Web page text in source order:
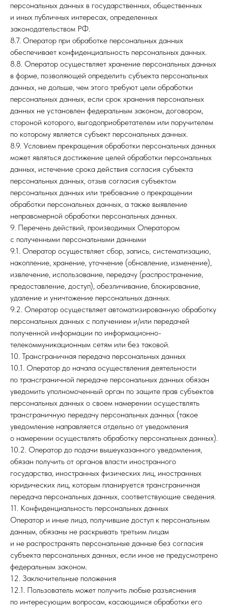
персональных данных в государственных, общественных
и иных публичных интересах, определенных
законодательством РФ.
8.7. Оператор при обработке персональных данных
обеспечивает конфиденциальность персональных данных.
8.8. Оператор осуществляет хранение персональных данных
в форме, позволяющей определить субъекта персональных
данных, не дольше, чем этого требуют цели обработки
персональных данных, если срок хранения персональных
данных не установлен федеральным законом, договором,
стороной которого, выгодоприобретателем или поручителем
по которому является субъект персональных данных.
8.9. Условием прекращения обработки персональных данных
может являться достижение целей обработки персональных
данных, истечение срока действия согласия субъекта
персональных данных, отзыв согласия субъектом
персональных данных или требование о прекращении
обработки персональных данных, а также выявление
неправомерной обработки персональных данных.
9. Перечень действий, производимых Оператором
с полученными персональными данными
9.1. Оператор осуществляет сбор, запись, систематизацию,
накопление, хранение, уточнение (обновление, изменение),
извлечение, использование, передачу (распространение,
предоставление, доступ), обезличивание, блокирование,
удаление и уничтожение персональных данных.
9.2. Оператор осуществляет автоматизированную обработку
персональных данных с получением и/или передачей
полученной информации по информационно-
телекоммуникационным сетям или без таковой.
10. Трансграничная передача персональных данных
10.1. Оператор до начала осуществления деятельности
по трансграничной передаче персональных данных обязан
уведомить уполномоченный орган по защите прав субъектов
персональных данных о своем намерении осуществлять
трансграничную передачу персональных данных (такое
уведомление направляется отдельно от уведомления
о намерении осуществлять обработку персональных данных).
10.2. Оператор до подачи вышеуказанного уведомления,
обязан получить от органов власти иностранного
государства, иностранных физических лиц, иностранных
юридических лиц, которым планируется трансграничная
передача персональных данных, соответствующие сведения.
11. Конфиденциальность персональных данных
Оператор и иные лица, получившие доступ к персональным
данным, обязаны не раскрывать третьим лицам
и не распространять персональные данные без согласия
субъекта персональных данных, если иное не предусмотрено
федеральным законом.
12. Заключительные положения
12.1. Пользователь может получить любые разъяснения
по интересующим вопросам, касающимся обработки его